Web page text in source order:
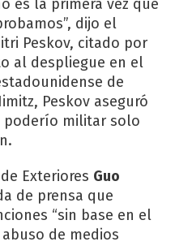
es la primera vez que
dijo el
Peskov, citado por
al despliegue en el
de
Peskov aseguró
poderío militar solo
Exteriores Guo
de prensa que
“sin base en el
de medios